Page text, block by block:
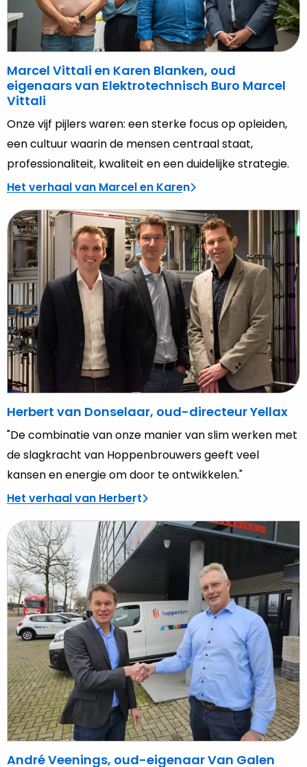
eigenaars
van
Elektrotechnisch
Marcel
Vittali
Marcel Vittali en Karen Blanken, oud
eigenaars van Elektrotechnisch Buro Marcel
Vittali
Onze vijf pijlers waren: een sterke focus op opleiden,
een cultuur waarin de mensen centraal staat,
professionaliteit, kwaliteit en een duidelijke strategie.
Het verhaal van Marcel en Karen
Lees
meer
over
Herbert
van
Donselaar,
oud-
directeur
Yellax
Herbert van Donselaar, oud-directeur Yellax
"De combinatie van onze manier van slim werken met
de slagkracht van Hoppenbrouwers geeft veel
kansen en energie om door te ontwikkelen."
Het verhaal van Herbert
Lees
meer
over
André
Veenings,
oud-
eigenaar
Van
Galen
Elektrotechniek
André Veenings, oud-eigenaar Van Galen